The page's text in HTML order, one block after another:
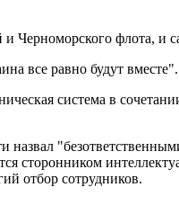
Черноморского флота, и
все равно будут вместе".
система в
сторонником
отбор сотрудников.